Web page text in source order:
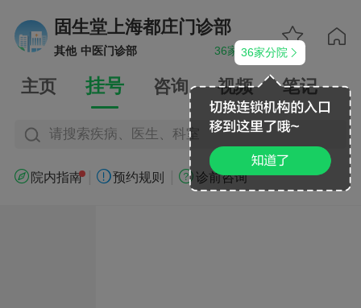
固生堂上海都庄门诊部
其他 中医门诊部 36家分院 
 
36家分院 
主页 挂号 咨询 视频 笔记
请搜索疾病、医生、科室
 院内指南 预约规则  诊前咨询